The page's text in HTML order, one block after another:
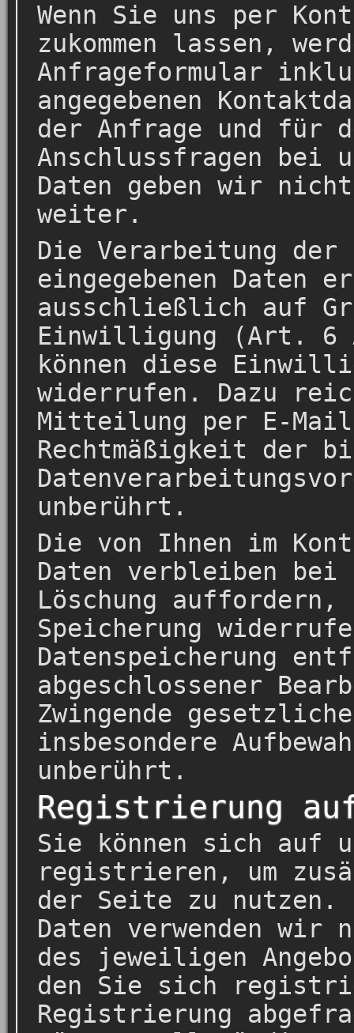
Wenn Sie uns per
zukommen lassen,
Anfrageformular
angegebenen
der Anfrage und für
Anschlussfragen bei
Daten geben wir
weiter.
Die Verarbeitung
eingegebenen Daten
ausschließlich auf
Einwilligung (Art. 6
können diese
widerrufen. Dazu
Mitteilung per E-
Rechtmäßigkeit der
unberührt.
Die von Ihnen im
Daten verbleiben
Löschung
Speicherung
Datenspeicherung
abgeschlossener
Zwingende
insbesondere
unberührt.
Registrierung
Sie können sich auf
registrieren, um
der Seite zu nutzen.
Daten verwenden wir
des jeweiligen
den Sie sich
Registrierung